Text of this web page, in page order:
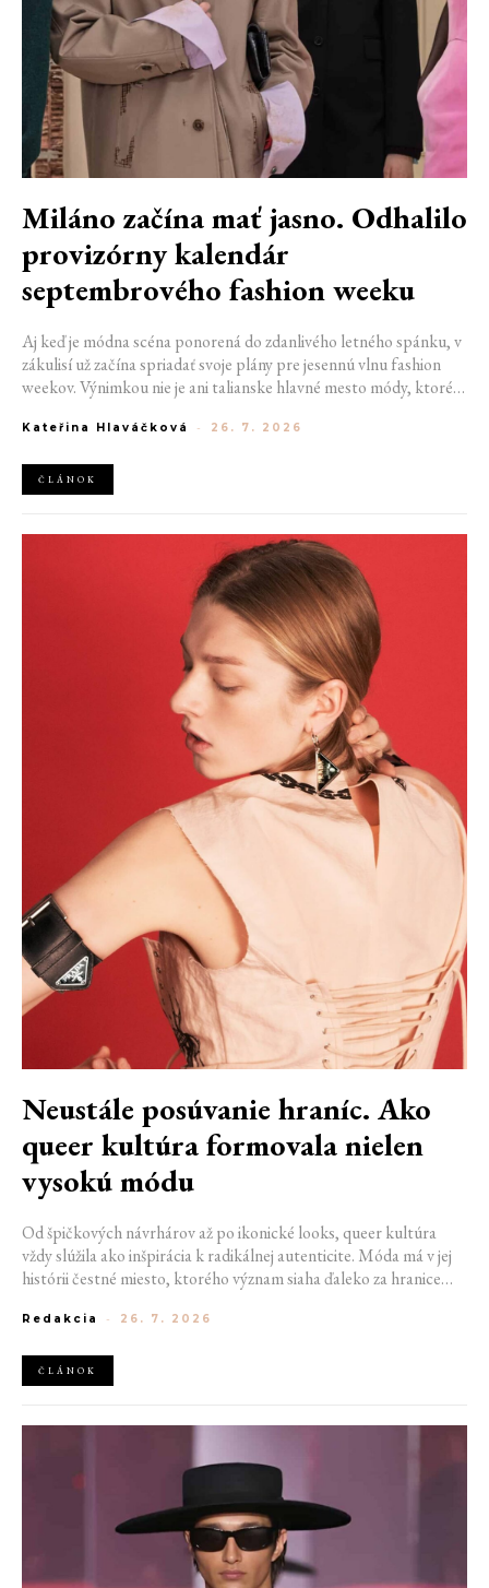
Miláno začína mať jasno. Odhalilo
provizórny kalendár
septembrového fashion weeku
Aj keď je módna scéna ponorená do zdanlivého letného spánku, v
zákulisí už začína spriadať svoje plány pre jesennú vlnu fashion
weekov. Výnimkou nie je ani talianske hlavné mesto módy, ktoré
od 22. do 28. septembra privíta tradičné mená, pozornosť však
značky Moschino.
Kateřina Hlaváčková - 26. 7. 2026
ČLÁNOK
Neustále posúvanie hraníc. Ako
queer kultúra formovala nielen
vysokú módu
Od špičkových návrhárov až po ikonické looks, queer kultúra
vždy slúžila ako inšpirácia k radikálnej autenticite. Móda má v jej
histórii čestné miesto, ktorého význam siaha ďaleko za hranice
postihom a nebezpečenstvu, fungovalo práve oblečenie ako tichý
jeden druhého a vďaka veľkolepej ballroom scéne mali aj ľudia na
okraji spoločnosti priestor zažiariť na mólach. Ako sa queer
Redakcia - 26. 7. 2026
ČLÁNOK